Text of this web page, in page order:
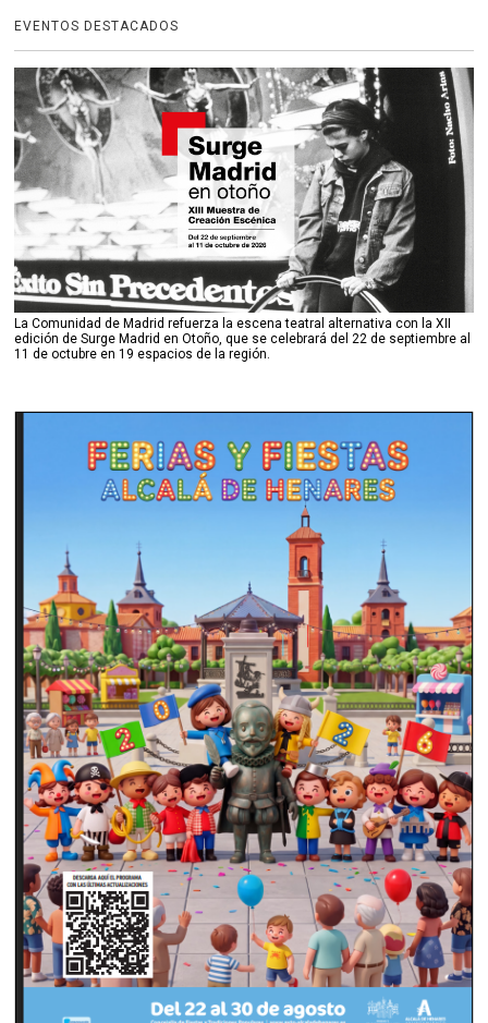
EVENTOS DESTACADOS
La Comunidad de Madrid refuerza la escena teatral alternativa con la XII
edición de Surge Madrid en Otoño, que se celebrará del 22 de septiembre al
11 de octubre en 19 espacios de la región.